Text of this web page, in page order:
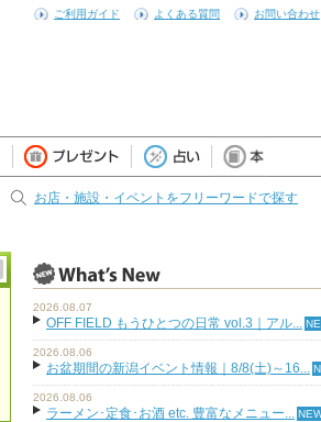
ご利用ガイド よくある質問 お問い合わせ
お店・施設・イベントをフリーワードで探す
2026.08.07
OFF FIELD もうひとつの日常 vol.3｜アル...
2026.08.06
お盆期間の新潟イベント情報｜8/8(土)～16...
2026.08.06
ラーメン･定食･お酒 etc. 豊富なメニュー...